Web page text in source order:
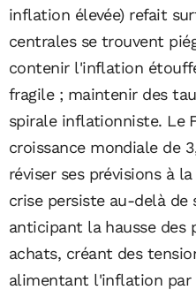
inflation élevée) refait
centrales se trouvent
contenir l'inflation
fragile ; maintenir des
spirale inflationniste. Le
croissance mondiale de
réviser ses prévisions à
crise persiste au-delà de
anticipant la hausse des
achats, créant des
alimentant l'inflation par